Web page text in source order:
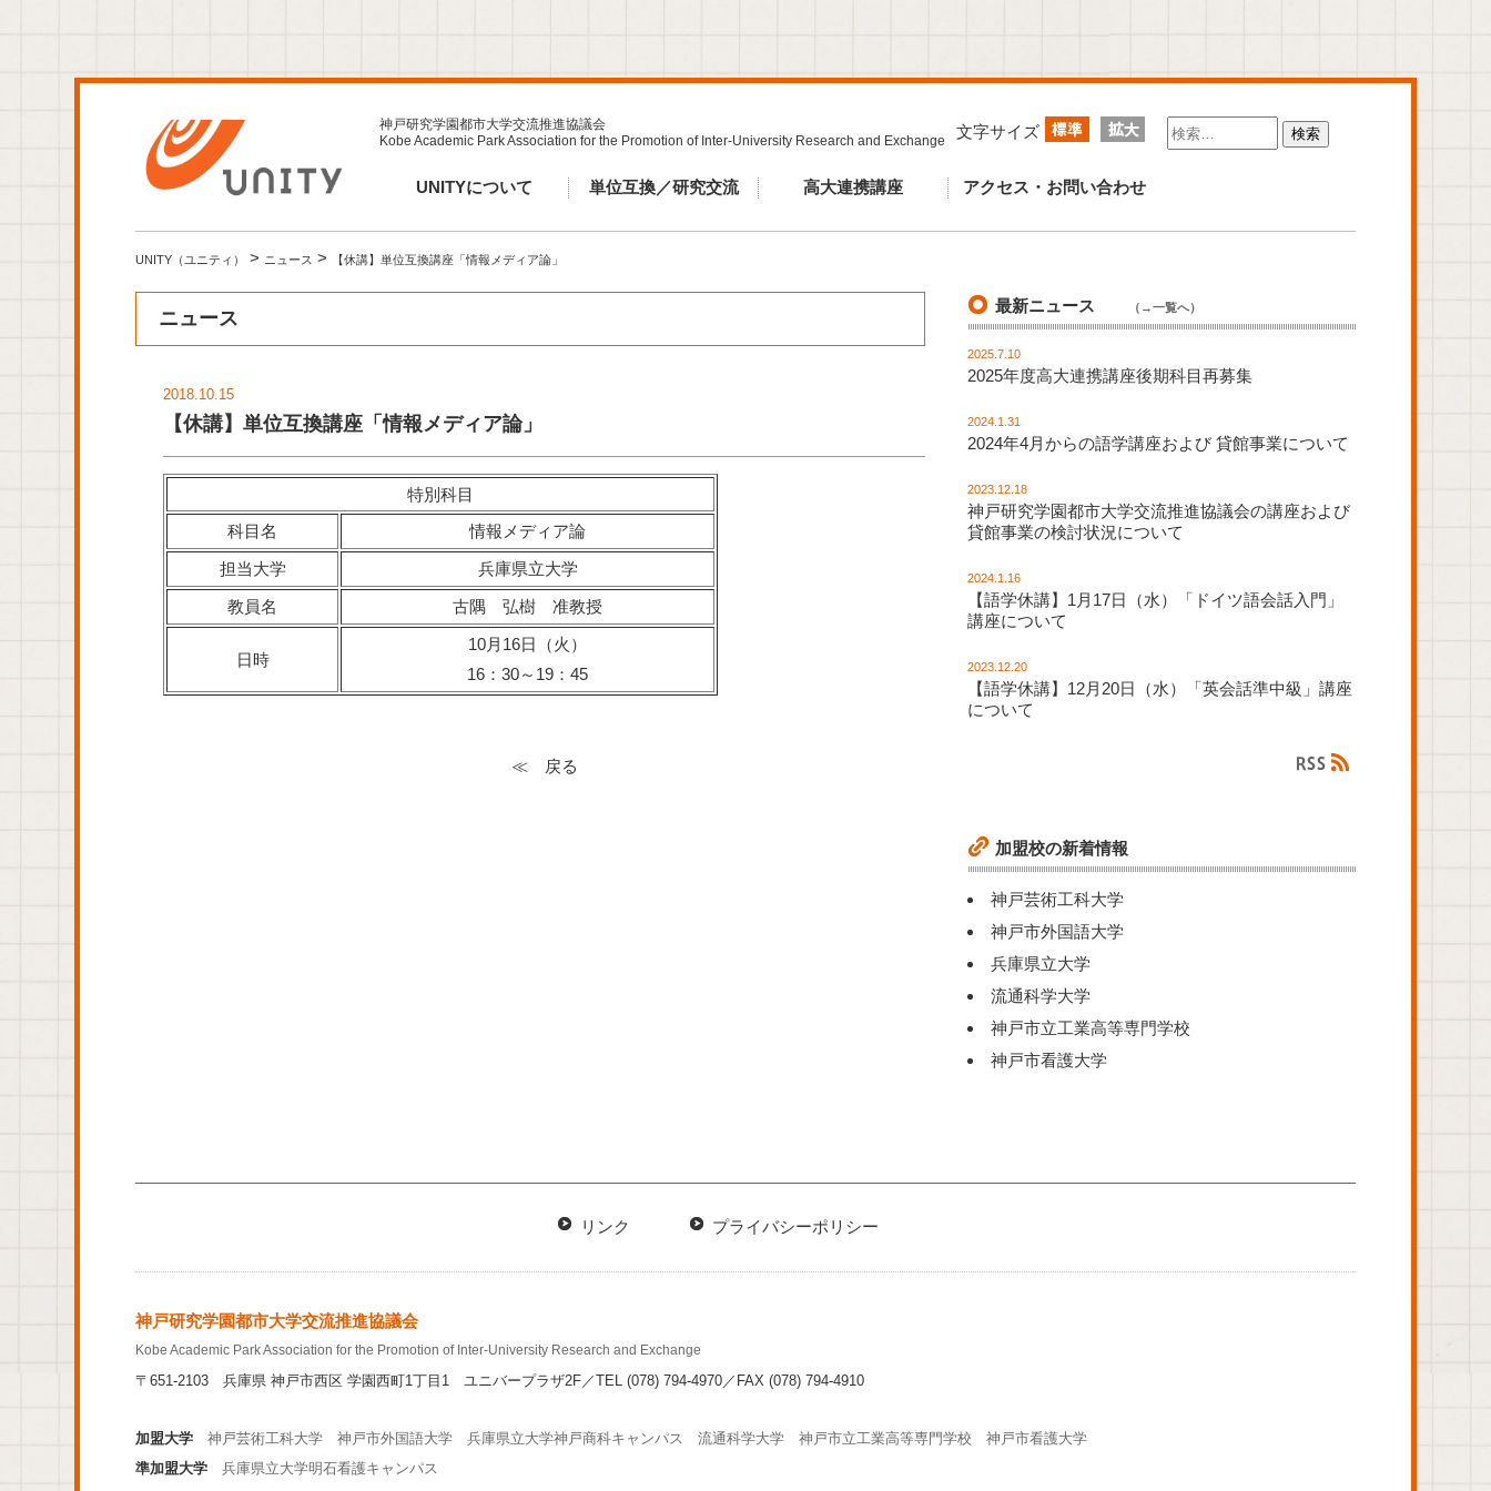
神戸研究学園都市大学交流推進協議会
Kobe Academic Park Association for the Promotion of Inter-University Research and Exchange
文字サイズ
UNITYについて 単位互換／研究交流 高大連携講座 アクセス・お問い合わせ
UNITY（ユニティ） > ニュース > 【休講】単位互換講座「情報メディア論」
ニュース
2018.10.15
【休講】単位互換講座「情報メディア論」
特別科目
科目名
情報メディア論
担当大学
兵庫県立大学
教員名
古隅 弘樹 准教授
日時
10月16日（火）
16：30～19：45
≪ 戻る
最新ニュース （→一覧へ）
2025.7.10
2025年度高大連携講座後期科目再募集
2024.1.31
2024年4月からの語学講座および 貸館事業について
2023.12.18
神戸研究学園都市大学交流推進協議会の講座および
貸館事業の検討状況について
2024.1.16
【語学休講】1月17日（水）「ドイツ語会話入門」
講座について
2023.12.20
【語学休講】12月20日（水）「英会話準中級」講座
について
加盟校の新着情報
神戸芸術工科大学
神戸市外国語大学
兵庫県立大学
流通科学大学
神戸市立工業高等専門学校
神戸市看護大学
リンク プライバシーポリシー
神戸研究学園都市大学交流推進協議会
Kobe Academic Park Association for the Promotion of Inter-University Research and Exchange
〒651-2103 兵庫県 神戸市西区 学園西町1丁目1 ユニバープラザ2F／TEL (078) 794-4970／FAX (078) 794-4910
加盟大学 神戸芸術工科大学 神戸市外国語大学 兵庫県立大学神戸商科キャンパス 流通科学大学 神戸市立工業高等専門学校
神戸市看護大学
準加盟大学
兵庫県立大学明石看護キャンパス